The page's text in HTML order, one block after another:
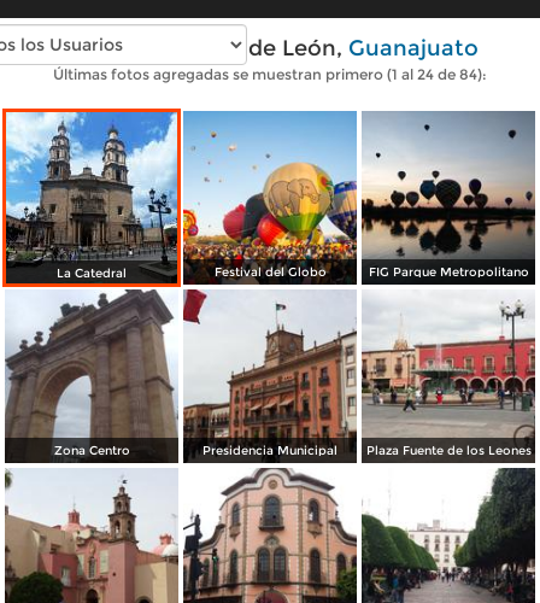
Fotos modernas de León, Guanajuato
Últimas fotos agregadas se muestran primero (1 al 24 de 84):
La Catedral Festival del Globo FIG Parque Metropolitano
Zona Centro Presidencia Municipal Plaza Fuente de los Leones